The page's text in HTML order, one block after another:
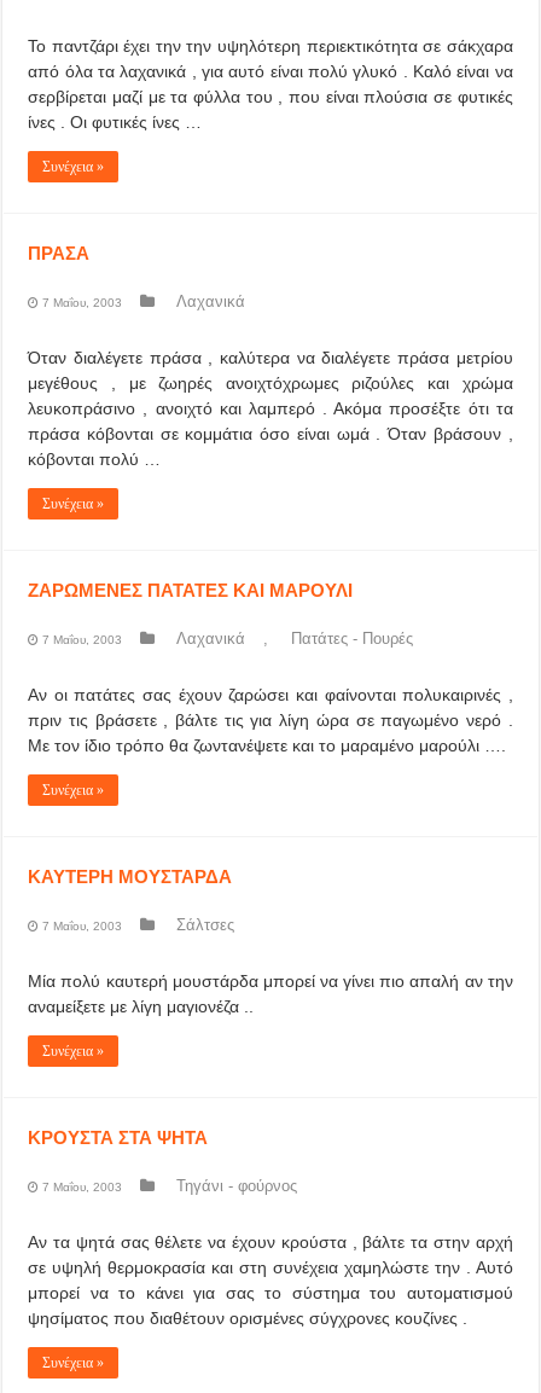
Το παντζάρι έχει την την υψηλότερη περιεκτικότητα σε σάκχαρα
από όλα τα λαχανικά , για αυτό είναι πολύ γλυκό . Καλό είναι να
σερβίρεται μαζί με τα φύλλα του , που είναι πλούσια σε φυτικές
ίνες . Οι φυτικές ίνες …
Συνέχεια »
ΠΡΑΣΑ
7 Μαΐου, 2003 Λαχανικά
Όταν διαλέγετε πράσα , καλύτερα να διαλέγετε πράσα μετρίου
μεγέθους , με ζωηρές ανοιχτόχρωμες ριζούλες και χρώμα
λευκοπράσινο , ανοιχτό και λαμπερό . Ακόμα προσέξτε ότι τα
πράσα κόβονται σε κομμάτια όσο είναι ωμά . Όταν βράσουν ,
κόβονται πολύ …
Συνέχεια »
ΖΑΡΩΜΕΝΕΣ ΠΑΤΑΤΕΣ ΚΑΙ ΜΑΡΟΥΛΙ
7 Μαΐου, 2003 Λαχανικά , Πατάτες - Πουρές
Αν οι πατάτες σας έχουν ζαρώσει και φαίνονται πολυκαιρινές ,
πριν τις βράσετε , βάλτε τις για λίγη ώρα σε παγωμένο νερό .
Με τον ίδιο τρόπο θα ζωντανέψετε και το μαραμένο μαρούλι ….
Συνέχεια »
ΚΑΥΤΕΡΗ ΜΟΥΣΤΑΡΔΑ
7 Μαΐου, 2003 Σάλτσες
Μία πολύ καυτερή μουστάρδα μπορεί να γίνει πιο απαλή αν την
αναμείξετε με λίγη μαγιονέζα ..
Συνέχεια »
ΚΡΟΥΣΤΑ ΣΤΑ ΨΗΤΑ
7 Μαΐου, 2003 Τηγάνι - φούρνος
Αν τα ψητά σας θέλετε να έχουν κρούστα , βάλτε τα στην αρχή
σε υψηλή θερμοκρασία και στη συνέχεια χαμηλώστε την . Αυτό
μπορεί να το κάνει για σας το σύστημα του αυτοματισμού
ψησίματος που διαθέτουν ορισμένες σύγχρονες κουζίνες .
Συνέχεια »